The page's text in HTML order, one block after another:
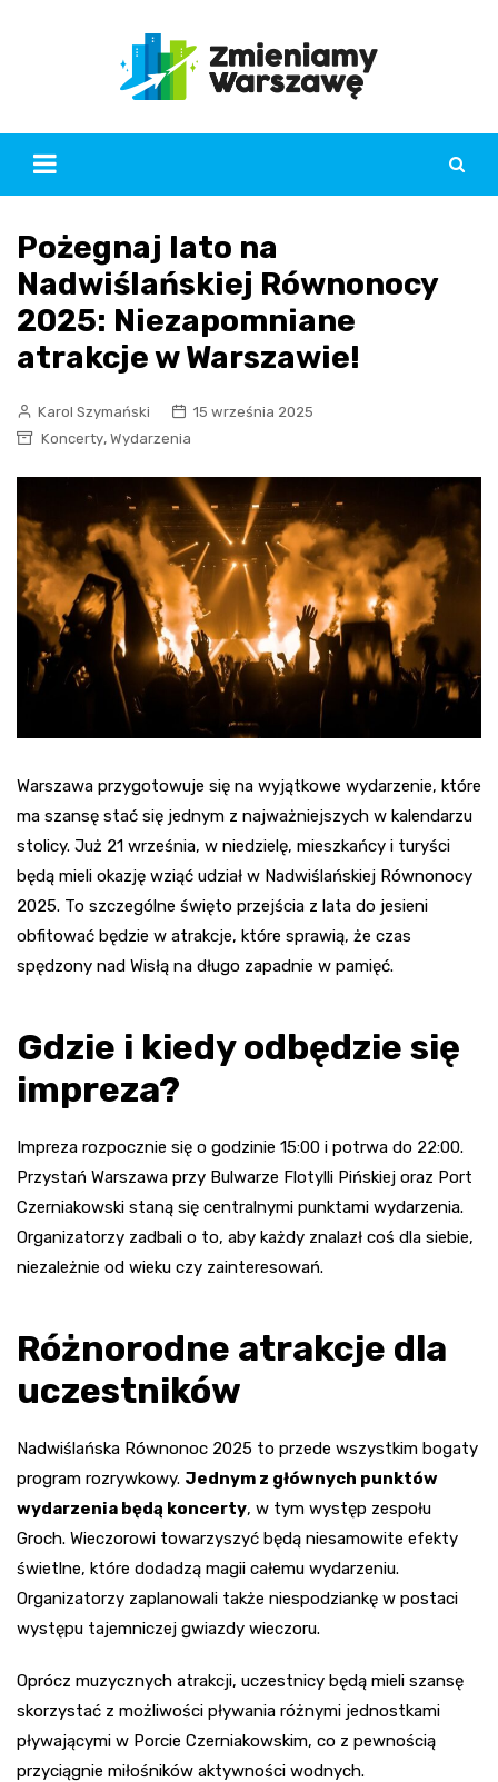
Pożegnaj lato na
Nadwiślańskiej Równonocy
2025: Niezapomniane
atrakcje w Warszawie!
Karol Szymański
15 września 2025
Koncerty, Wydarzenia
Warszawa przygotowuje się na wyjątkowe wydarzenie, które
ma szansę stać się jednym z najważniejszych w kalendarzu
stolicy. Już 21 września, w niedzielę, mieszkańcy i turyści
będą mieli okazję wziąć udział w Nadwiślańskiej Równonocy
2025. To szczególne święto przejścia z lata do jesieni
obfitować będzie w atrakcje, które sprawią, że czas
spędzony nad Wisłą na długo zapadnie w pamięć.
Gdzie i kiedy odbędzie się
impreza?
Impreza rozpocznie się o godzinie 15:00 i potrwa do 22:00.
Przystań Warszawa przy Bulwarze Flotylli Pińskiej oraz Port
Czerniakowski staną się centralnymi punktami wydarzenia.
Organizatorzy zadbali o to, aby każdy znalazł coś dla siebie,
niezależnie od wieku czy zainteresowań.
Różnorodne atrakcje dla
uczestników
Nadwiślańska Równonoc 2025 to przede wszystkim bogaty
program rozrywkowy. Jednym z głównych punktów
wydarzenia będą koncerty, w tym występ zespołu
Groch. Wieczorowi towarzyszyć będą niesamowite efekty
świetlne, które dodadzą magii całemu wydarzeniu.
Organizatorzy zaplanowali także niespodziankę w postaci
występu tajemniczej gwiazdy wieczoru.
Oprócz muzycznych atrakcji, uczestnicy będą mieli szansę
skorzystać z możliwości pływania różnymi jednostkami
pływającymi w Porcie Czerniakowskim, co z pewnością
przyciągnie miłośników aktywności wodnych.